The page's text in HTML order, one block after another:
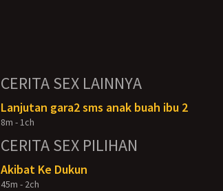
CERITA SEX LAINNYA
Lanjutan gara2 sms anak buah ibu 2
8m - 1ch
CERITA SEX PILIHAN
Akibat Ke Dukun
45m - 2ch